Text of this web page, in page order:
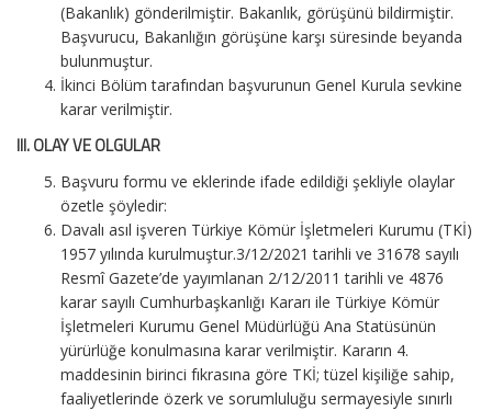
(Bakanlık) gönderilmiştir. Bakanlık, görüşünü bildirmiştir.
Başvurucu, Bakanlığın görüşüne karşı süresinde beyanda
bulunmuştur.
İkinci Bölüm tarafından başvurunun Genel Kurula sevkine
karar verilmiştir.
III.OLAY VE OLGULAR
Başvuru formu ve eklerinde ifade edildiği şekliyle olaylar
özetle şöyledir:
Davalı asıl işveren Türkiye Kömür İşletmeleri Kurumu (TKİ)
1957 yılında kurulmuştur.3/12/2021 tarihli ve 31678 sayılı
Resmî Gazete’de yayımlanan 2/12/2011 tarihli ve 4876
karar sayılı Cumhurbaşkanlığı Kararı ile Türkiye Kömür
İşletmeleri Kurumu Genel Müdürlüğü Ana Statüsünün
yürürlüğe konulmasına karar verilmiştir. Kararın 4.
maddesinin birinci fıkrasına göre TKİ; tüzel kişiliğe sahip,
faaliyetlerinde özerk ve sorumluluğu sermayesiyle sınırlı